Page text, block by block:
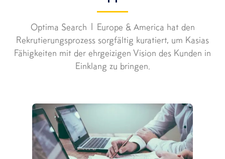
Optima Search | Europe & America hat den
Rekrutierungsprozess sorgfältig kuratiert, um Kasias
Fähigkeiten mit der ehrgeizigen Vision des Kunden in
Einklang zu bringen.